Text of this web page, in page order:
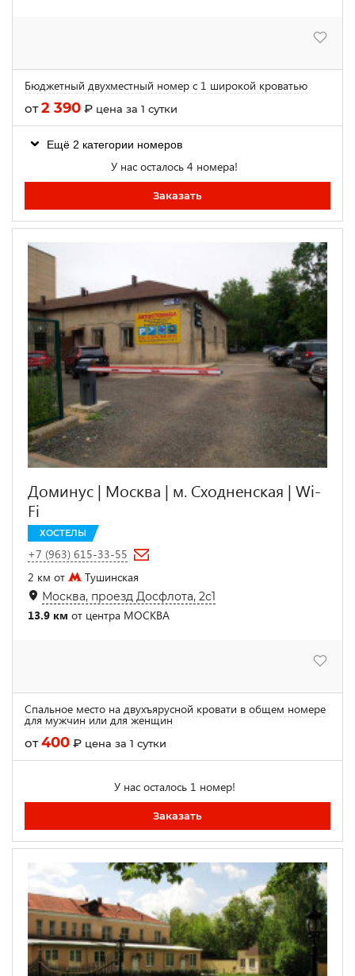
Бюджетный двухместный номер с 1 широкой кроватью
от2 390 ₽ цена за 1 сутки
Ещё 2 категории номеров
У нас осталось 4 номера!
Заказать
Доминус | Москва | м. Сходненская | Wi-
Fi
ХОСТЕЛЫ
+7 (963) 615-33-55
2 км от
Тушинская
Москва, проезд Досфлота, 2с1
13.9 км от центра МОСКВА
Спальное место на двухъярусной кровати в общем номере
для мужчин или для женщин
от400 ₽ цена за 1 сутки
У нас осталось 1 номер!
Заказать